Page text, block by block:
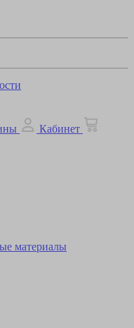
Кабинет
материалы